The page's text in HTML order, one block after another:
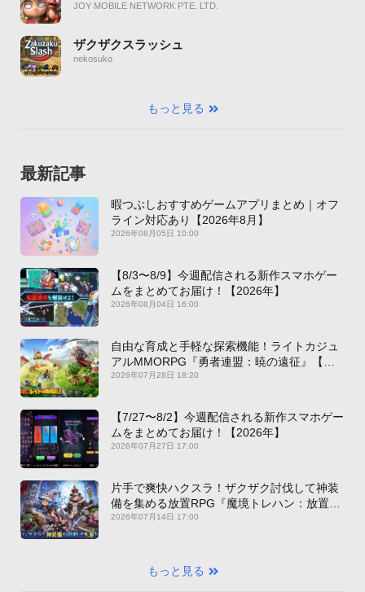
JOY MOBILE NETWORK PTE. LTD.
ザクザクスラッシュ
nekosuko
もっと見る
最新記事
暇つぶしおすすめゲームアプリまとめ｜オフ
ライン対応あり【2026年8月】
2026年08月05日 10:00
【8/3〜8/9】今週配信される新作スマホゲー
ムをまとめてお届け！【2026年】
2026年08月04日 16:00
自由な育成と手軽な探索機能！ライトカジュ
アルMMORPG『勇者連盟：暁の遠征』【最
新作PICKUP】
2026年07月28日 18:20
【7/27〜8/2】今週配信される新作スマホゲー
ムをまとめてお届け！【2026年】
2026年07月27日 17:00
片手で爽快ハクスラ！ザクザク討伐して神装
備を集める放置RPG『魔境トレハン：放置で
神装備』【最新作PICKUP】
2026年07月14日 17:00
もっと見る